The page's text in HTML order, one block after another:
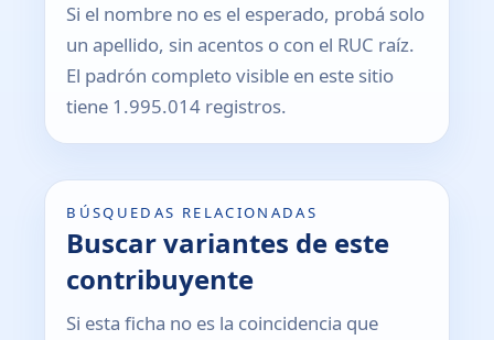
Si el nombre no es el esperado, probá solo
un apellido, sin acentos o con el RUC raíz.
El padrón completo visible en este sitio
tiene 1.995.014 registros.
BÚSQUEDAS RELACIONADAS
Buscar variantes de este
contribuyente
Si esta ficha no es la coincidencia que